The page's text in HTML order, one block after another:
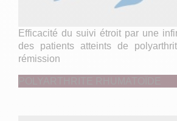
Efficacité du suivi étroit par une
des patients atteints de
rémission